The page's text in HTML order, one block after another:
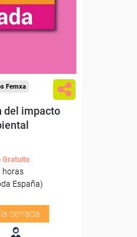
Femxa
del impacto
Gratuito
horas
España)
cerrada